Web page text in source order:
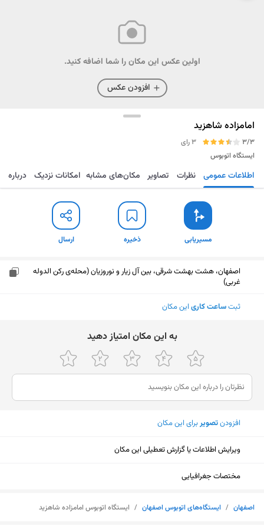
اولین عکس این مکان را شما اضافه کنید.
افزودن عکس
امامزاده شاهزید
3/3
3 رای
ایستگاه اتوبوس
مسیریابی ذخیره ارسال اطلاعات عمومی نظرات تصاویر مکان‌های مشابه امکانات نزدیک درباره
مسیریابی ذخیره ارسال
اصفهان، هشت بهشت شرقی، بین آل زیار و نوروزیان (محله‌ی رکن الدوله
غربی)
ثبتساعت کاری این مکان
ﺑﻪ اﯾﻦ ﻣﮑﺎن اﻣﺘﯿﺎز دﻫﯿﺪ
افزودنتصویربرای این مکان
ویرایش اطلاعات یا گزارش تعطیلی این مکان
مختصات جغرافیایی
اصفهان / ایستگاه‌های اتوبوس اصفهان / ایستگاه اتوبوس امامزاده شاهزید
نمایش نقشه